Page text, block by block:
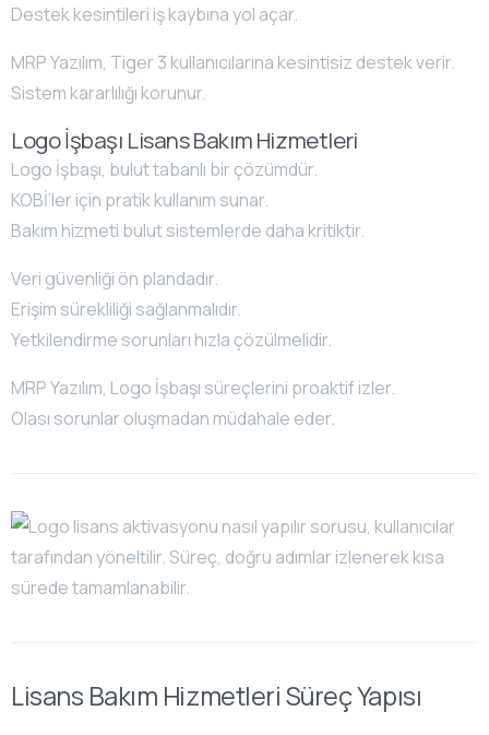
Destek kesintileri iş kaybına yol açar.
MRP Yazılım, Tiger 3 kullanıcılarına kesintisiz destek verir.
Sistem kararlılığı korunur.
Logo İşbaşı Lisans Bakım Hizmetleri
Logo İşbaşı, bulut tabanlı bir çözümdür.
KOBİ’ler için pratik kullanım sunar.
Bakım hizmeti bulut sistemlerde daha kritiktir.
Veri güvenliği ön plandadır.
Erişim sürekliliği sağlanmalıdır.
Yetkilendirme sorunları hızla çözülmelidir.
MRP Yazılım, Logo İşbaşı süreçlerini proaktif izler.
Olası sorunlar oluşmadan müdahale eder.
Lisans Bakım Hizmetleri Süreç Yapısı